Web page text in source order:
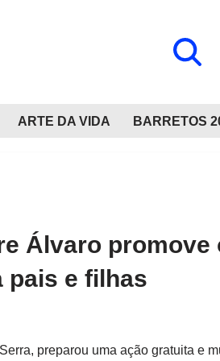
ARTE DA VIDA BARRETOS
Álvaro promove
pais e filhas
preparou uma ação gratuita e